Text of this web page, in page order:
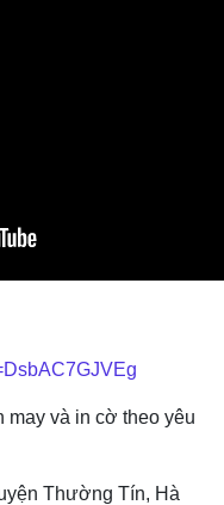
và in cờ theo yêu
Thường Tín, Hà